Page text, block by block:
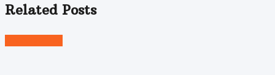
Related Posts